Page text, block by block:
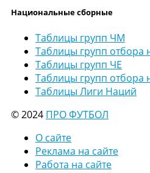
Национальные сборные
Таблицы групп ЧМ
Таблицы групп отбора
Таблицы групп ЧЕ
Таблицы групп отбора
Таблицы Лиги Наций
© 2024 ПРО ФУТБОЛ
О сайте
Реклама на сайте
Работа на сайте